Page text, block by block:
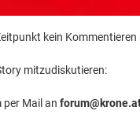
kein Kommentieren
mitzudiskutieren:
per Mail an